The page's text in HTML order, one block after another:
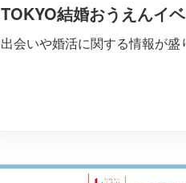
TOKYO結婚おうえんイ
出会いや婚活に関する情報が盛